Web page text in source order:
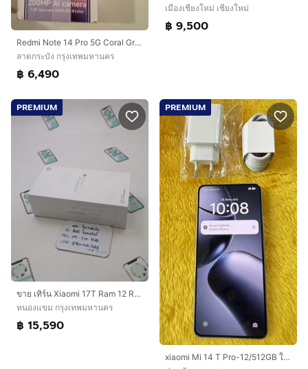
Redmi Note 14 Pro 5G Coral Green 8GB RAM 256GB ROM
ลาดกระบัง กรุงเทพมหานคร
฿ 6,490
เมืองเชียงใหม่ เชียงใหม่
฿ 9,500
PREMIUM
ขาย เทิร์น Xiaomi 17T Ram 12 Rom 512 ศูนย์ไทย ของใหม่มือ 1 ประกัน 2 ปี ถูกๆ เพียง 15,590 บาท เท่านั้น ครับ
หนองแขม กรุงเทพมหานคร
฿ 15,590
PREMIUM
xiaomi Mi 14 T Pro-12/512GB ใหม่มาก